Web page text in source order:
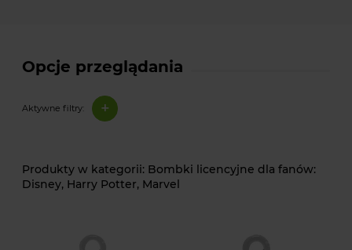
Opcje przeglądania
Aktywne filtry: +
Bombki licencyjne dla fanów:
Disney, Harry Potter, Marvel